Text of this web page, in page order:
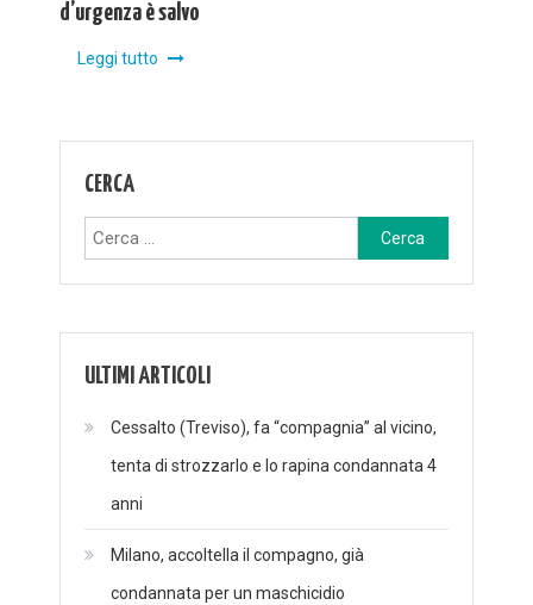
d’urgenza è salvo
Leggi tutto
CERCA
Ricerca
per:
ULTIMI ARTICOLI
Cessalto (Treviso), fa “compagnia” al vicino,
tenta di strozzarlo e lo rapina condannata 4
anni
Milano, accoltella il compagno, già
condannata per un maschicidio